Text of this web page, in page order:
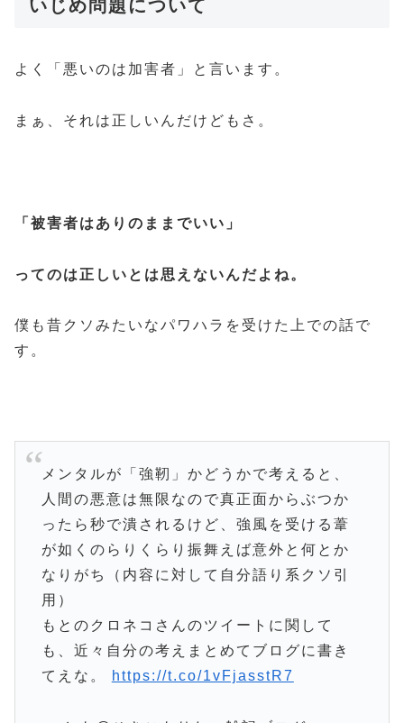
いじめ問題について
よく「悪いのは加害者」と言います。
まぁ、それは正しいんだけどもさ。
「被害者はありのままでいい」
ってのは正しいとは思えないんだよね。
僕も昔クソみたいなパワハラを受けた上での話で
す。
メンタルが「強靭」かどうかで考えると、
人間の悪意は無限なので真正面からぶつか
ったら秒で潰されるけど、強風を受ける葦
が如くのらりくらり振舞えば意外と何とか
なりがち（内容に対して自分語り系クソ引
用）
もとのクロネコさんのツイートに関して
も、近々自分の考えまとめてブログに書き
てえな。
https://t.co/1vFjasstR7